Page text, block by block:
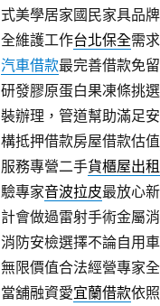
式美學居家國民家具品牌
全維護工作台北保全需
汽車借款最完善借款免
研發膠原蛋白果凍條挑
裝辦理，管道幫助滿足
構抵押借款房屋借款估值
服務專營二手貨櫃屋出租
驗專家音波拉皮最放心
計會做過雷射手術金屬
消防安檢選擇不論自用
無限價值合法經營專家
當舖融資愛宜蘭借款依